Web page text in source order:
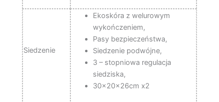
Siedzenie
Ekoskóra z welurowym
wykończeniem,
Pasy bezpieczeństwa,
Siedzenie podwójne,
3 – stopniowa regulacja
siedziska,
30x20x26cm x2